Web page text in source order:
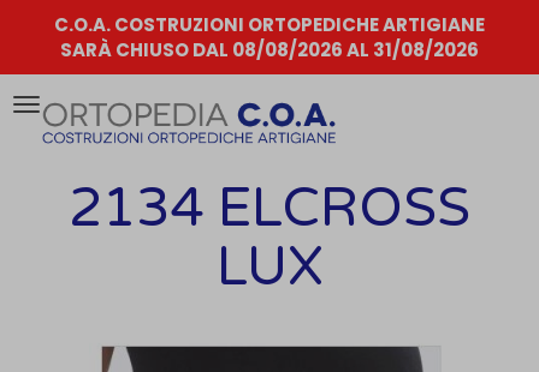
C.O.A. COSTRUZIONI ORTOPEDICHE ARTIGIANE
SARÀ CHIUSO DAL 08/08/2026 AL 31/08/2026
Attiva/disattiva
2134 ELCROSS
LUX